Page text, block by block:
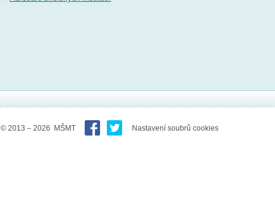
© 2013 – 2026 MŠMT Nastavení soubrů cookies